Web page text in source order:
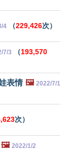
4 （229,426次）
7/3 （193,570
表情 🖼️ 2022/7/1
次）
🖼️ 2022/1/2